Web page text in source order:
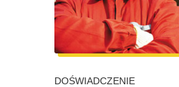
DOŚWIADCZENIE